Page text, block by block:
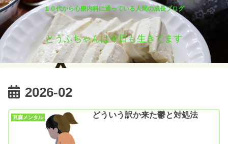
１０代から心療内科に通っている人間の成長ブログ
とうふちゃんは今日も生きてます
2026-02
豆腐メンタル どういう訳か来た鬱と対処法